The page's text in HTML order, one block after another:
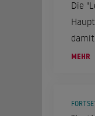
Die
MEHR